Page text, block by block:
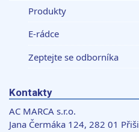
Produkty
E-rádce
Zeptejte se odborníka
Kontakty
AC MARCA s.r.o.
Jana Čermáka 124, 282 01